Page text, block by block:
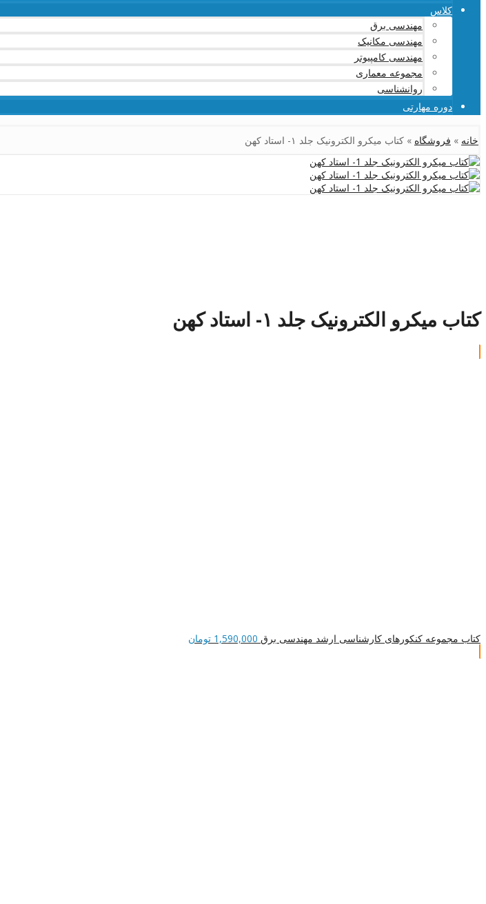
کلاس
مهندسی برق
مهندسی مکانیک
مهندسی کامپیوتر
مجموعه معماری
روانشناسی
دوره مهارتی
خانه » فروشگاه » کتاب میکرو الکترونیک جلد ۱- استاد کهن
کتاب میکرو الکترونیک جلد ۱- استاد کهن
کتاب مجموعه کنکورهای کارشناسی ارشد مهندسی برق 1,590,000 تومان